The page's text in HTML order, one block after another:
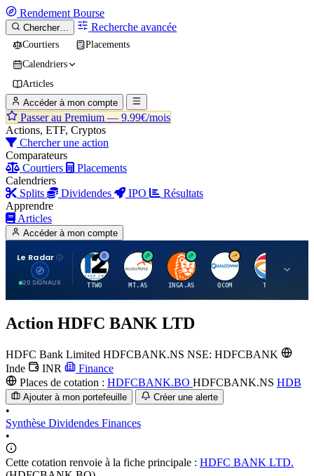
Rendement Bourse
Chercher… Recherche avancée
Courtiers
Placements
Calendriers
Articles
Accéder à mon compte
Passer au Premium — 9.99€/mois
Actions, ETF, Cryptos
Chercher une action
Comparateurs
Courtiers
Placements
Calendriers
Splits
Dividendes IPO
Résultats
Apprendre
Articles
Accéder à mon compte
Le Radar
20 SIGNAUX
T
TTWO
A
MT.AS
I
INGA.AS
Q
QCOM
T
TTE
Action HDFC BANK LTD
HDFC Bank Limited HDFCBANK.NS NSE: HDFCBANK
Inde
INR
Finance
Places de cotation : HDFCBANK.BO HDFCBANK.NS HDB
Ajouter à mon portefeuille Créer une alerte
•
Synthèse Dividendes Finances
•
Cette cotation renvoie à la fiche principale : HDFC BANK LTD.